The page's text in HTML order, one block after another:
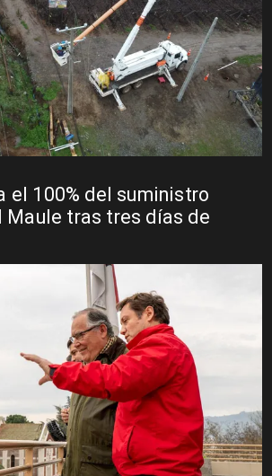
el 100% del suministro
Maule tras tres días de